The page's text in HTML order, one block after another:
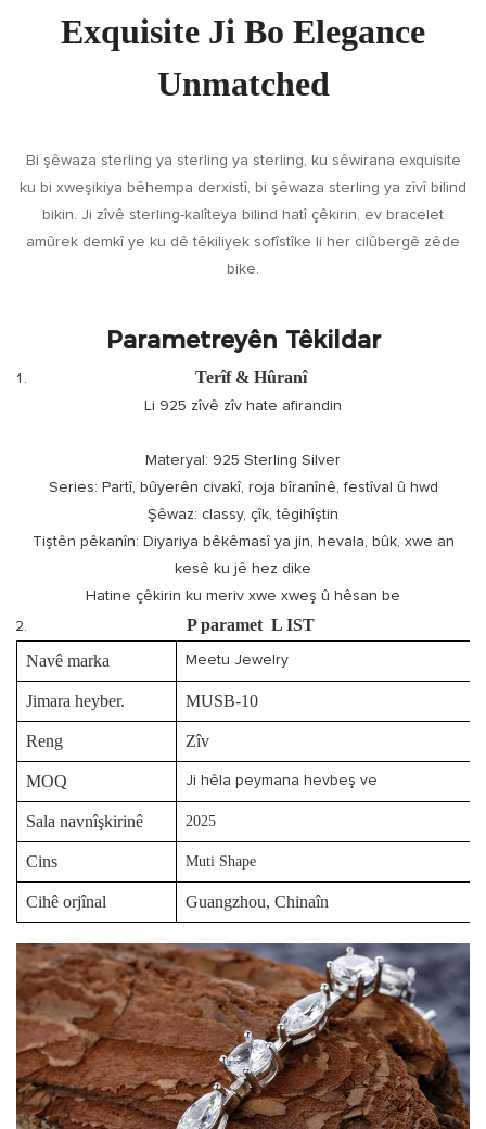
Exquisite Ji Bo Elegance
Unmatched
Bi şêwaza sterling ya sterling ya sterling, ku sêwirana exquisite
ku bi xweşikiya bêhempa derxistî, bi şêwaza sterling ya zîvî bilind
bikin. Ji zîvê sterling-kalîteya bilind hatî çêkirin, ev bracelet
amûrek demkî ye ku dê têkiliyek sofîstîke li her cilûbergê zêde
bike.
Parametreyên Têkildar
Terîf & Hûranî
Li 925 zîvê zîv hate afirandin
Materyal: 925 Sterling Silver
Series: Partî, bûyerên civakî, roja bîranînê, festîval û hwd
Şêwaz: classy, ​​çîk, têgihîştin
Tiştên pêkanîn: Diyariya bêkêmasî ya jin, hevala, bûk, xwe an
kesê ku jê hez dike
Hatine çêkirin ku meriv xwe xweş û hêsan be
Pparamet L IST
Navê marka
Meetu Jewelry
Jimara heyber. MUSB-10
Reng Zîv
MOQ Ji hêla peymana hevbeş ve
Sala navnîşkirinê 2025
Cins Muti Shape
Cihê orjînal Guangzhou, Chinaîn